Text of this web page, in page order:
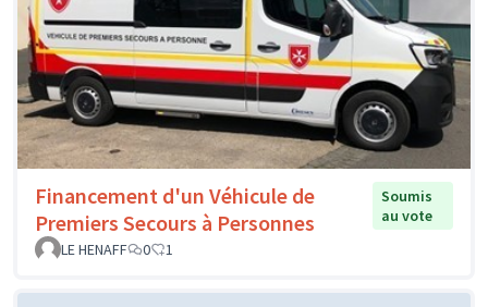
Financement d'un Véhicule de
Premiers Secours à Personnes
Soumis
au vote
LE HENAFF
0 1